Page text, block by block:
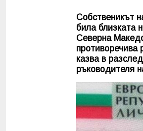
Собственикът
била близката
Северна
противоречива
казва в
ръководителя